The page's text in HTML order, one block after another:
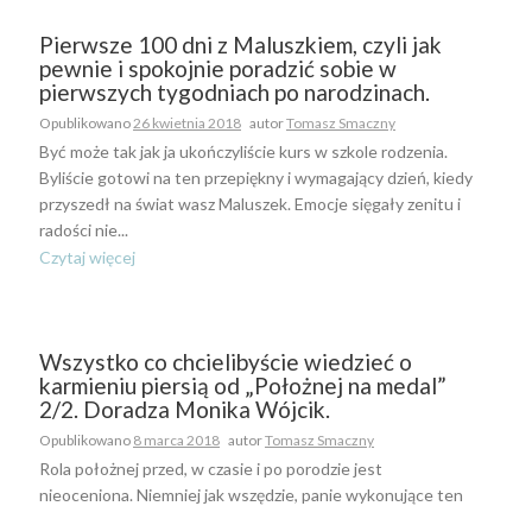
Pierwsze 100 dni z Maluszkiem, czyli jak
pewnie i spokojnie poradzić sobie w
pierwszych tygodniach po narodzinach.
Opublikowano26 kwietnia 2018 autorTomasz Smaczny
Być może tak jak ja ukończyliście kurs w szkole rodzenia.
Byliście gotowi na ten przepiękny i wymagający dzień, kiedy
przyszedł na świat wasz Maluszek. Emocje sięgały zenitu i
radości nie...
Czytaj więcej
Wszystko co chcielibyście wiedzieć o
karmieniu piersią od „Położnej na medal”
2/2. Doradza Monika Wójcik.
Opublikowano 8 marca 2018 autorTomasz Smaczny
Rola położnej przed, w czasie i po porodzie jest
nieoceniona. Niemniej jak wszędzie, panie wykonujące ten